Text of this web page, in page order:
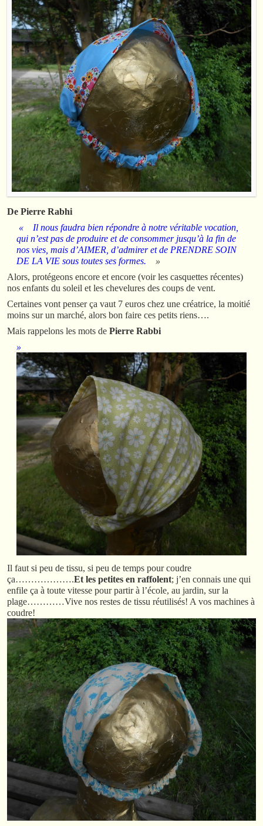
De Pierre Rabhi
« Il nous faudra bien répondre à notre véritable vocation,
qui n’est pas de produire et de consommer jusqu’à la fin de
nos vies, mais d’AIMER, d’admirer et de PRENDRE SOIN
DE LA VIE sous toutes ses formes. »
Alors, protégeons encore et encore (voir les casquettes récentes)
nos enfants du soleil et les chevelures des coups de vent.
Certaines vont penser ça vaut 7 euros chez une créatrice, la moitié
moins sur un marché, alors bon faire ces petits riens….
Mais rappelons les mots de Pierre Rabbi
»
Il faut si peu de tissu, si peu de temps pour coudre
ça……………….Et les petites en raffolent; j’en connais une qui
enfile ça à toute vitesse pour partir à l’école, au jardin, sur la
plage…………Vive nos restes de tissu réutilisés! A vos machines à
coudre!